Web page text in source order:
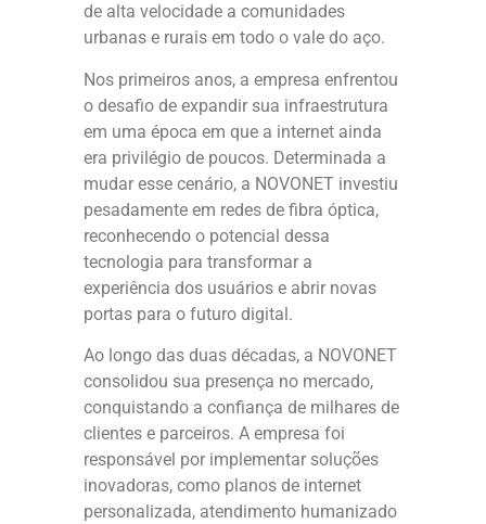
de alta velocidade a comunidades
urbanas e rurais em todo o vale do aço.
Nos primeiros anos, a empresa enfrentou
o desafio de expandir sua infraestrutura
em uma época em que a internet ainda
era privilégio de poucos. Determinada a
mudar esse cenário, a NOVONET investiu
pesadamente em redes de fibra óptica,
reconhecendo o potencial dessa
tecnologia para transformar a
experiência dos usuários e abrir novas
portas para o futuro digital.
Ao longo das duas décadas, a NOVONET
consolidou sua presença no mercado,
conquistando a confiança de milhares de
clientes e parceiros. A empresa foi
responsável por implementar soluções
inovadoras, como planos de internet
personalizada, atendimento humanizado